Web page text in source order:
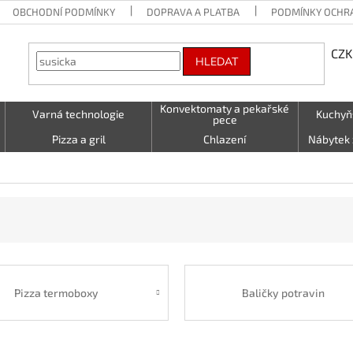
OBCHODNÍ PODMÍNKY DOPRAVA A PLATBA PODMÍNKY
HLEDAT
CZK
Varná technologie
Konvektomaty a pekařské
pece
Pizza a gril Chlazení Nábytek
Pizza termoboxy Baličky potravin